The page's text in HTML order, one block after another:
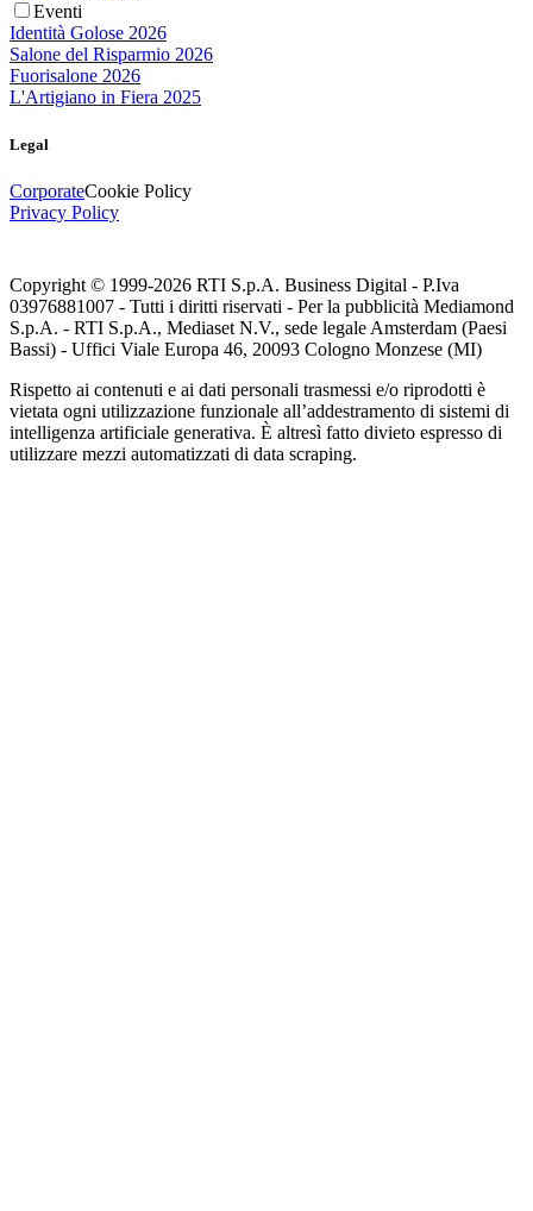
Eventi
Identità Golose 2026
Salone del Risparmio 2026
Fuorisalone 2026
L'Artigiano in Fiera 2025
Legal
CorporateCookie Policy
Privacy Policy
Copyright © 1999-2026 RTI S.p.A. Business Digital - P.Iva
03976881007 - Tutti i diritti riservati - Per la pubblicità Mediamond
S.p.A. - RTI S.p.A., Mediaset N.V., sede legale Amsterdam (Paesi
Bassi) - Uffici Viale Europa 46, 20093 Cologno Monzese (MI)
Rispetto ai contenuti e ai dati personali trasmessi e/o riprodotti è
vietata ogni utilizzazione funzionale all’addestramento di sistemi di
intelligenza artificiale generativa. È altresì fatto divieto espresso di
utilizzare mezzi automatizzati di data scraping.